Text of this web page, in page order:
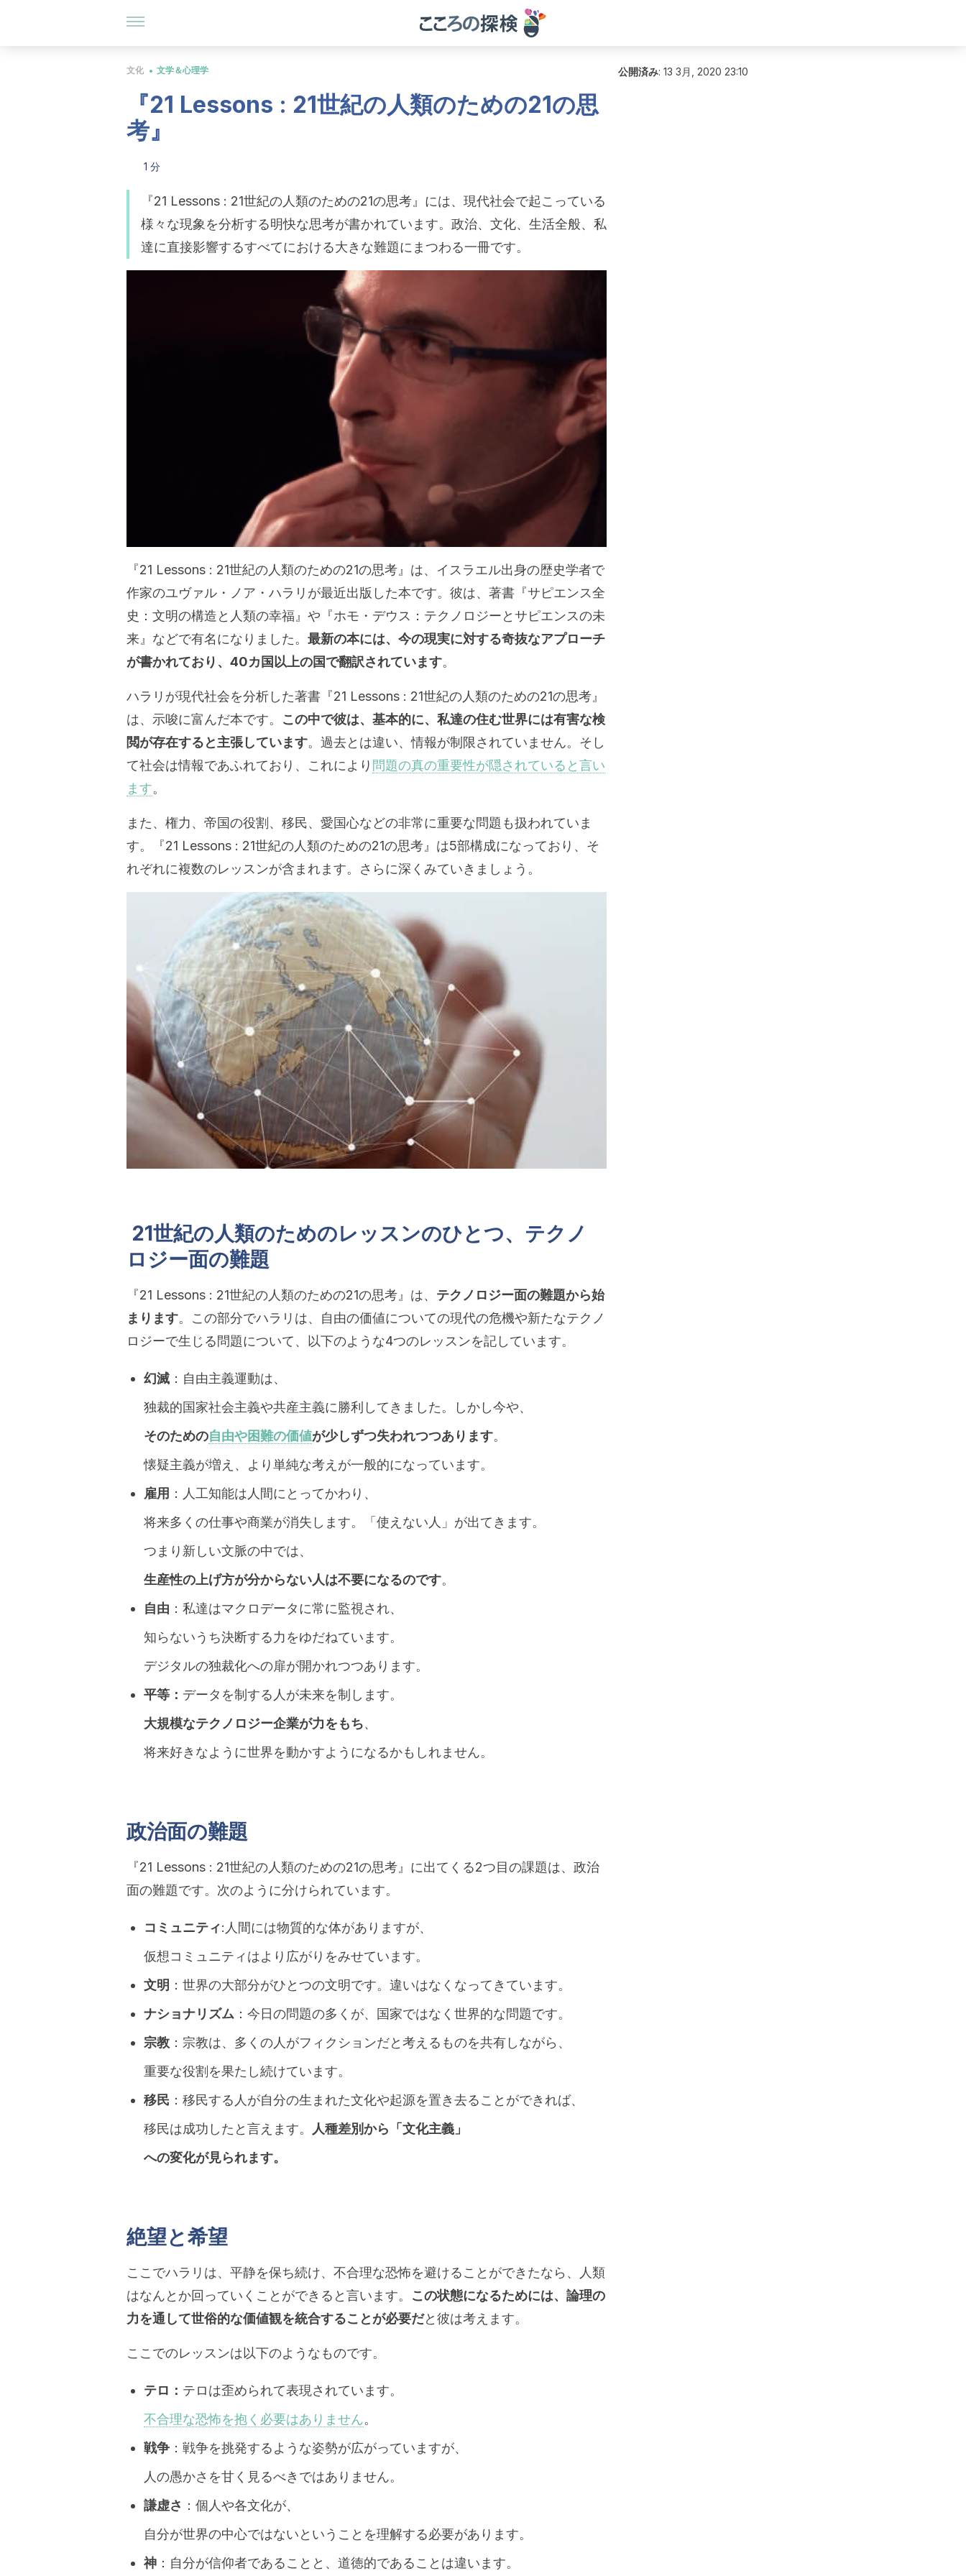
文化 文学＆心理学
『21 Lessons : 21世紀の人類のための21の思
考』
1 分
『21 Lessons : 21世紀の人類のための21の思考』には、現代社会で起こっている
様々な現象を分析する明快な思考が書かれています。政治、文化、生活全般、私
達に直接影響するすべてにおける大きな難題にまつわる一冊です。
『21 Lessons : 21世紀の人類のための21の思考』は、イスラエル出身の歴史学者で
作家のユヴァル・ノア・ハラリが最近出版した本です。彼は、著書『サピエンス全
史：文明の構造と人類の幸福』や『ホモ・デウス：テクノロジーとサピエンスの未
来』などで有名になりました。 最新の本には、今の現実に対する奇抜なアプローチ
が書かれており、40カ国以上の国で翻訳されています。
ハラリが現代社会を分析した著書『21 Lessons : 21世紀の人類のための21の思考』
は、示唆に富んだ本です。 この中で彼は、基本的に、私達の住む世界には有害な検
閲が存在すると主張しています。過去とは違い、情報が制限されていません。そし
て社会は情報であふれており、これにより 問題の真の重要性が隠されていると言い
ます。
また、権力、帝国の役割、移民、愛国心などの非常に重要な問題も扱われていま
す。『21 Lessons : 21世紀の人類のための21の思考』は5部構成になっており、そ
れぞれに複数のレッスンが含まれます。さらに深くみていきましょう。
21世紀の人類のためのレッスンのひとつ、テクノ
ロジー面の難題
『21 Lessons : 21世紀の人類のための21の思考』は、 テクノロジー面の難題から始
まります。この部分でハラリは、自由の価値についての現代の危機や新たなテクノ
ロジーで生じる問題について、以下のような4つのレッスンを記しています。
幻滅 ：自由主義運動は、
独裁的国家社会主義や共産主義に勝利してきました。しかし今や、
そのための自由や困難の価値が少しずつ失われつつあります。
懐疑主義が増え、より単純な考えが一般的になっています。
雇用 ：人工知能は人間にとってかわり、
将来多くの仕事や商業が消失します。「使えない人」が出てきます。
つまり新しい文脈の中では、
生産性の上げ方が分からない人は不要になるのです。
自由 ：私達はマクロデータに常に監視され、
知らないうち決断する力をゆだねています。
デジタルの独裁化への扉が開かれつつあります。
平等： データを制する人が未来を制します。
大規模なテクノロジー企業が力をもち、
将来好きなように世界を動かすようになるかもしれません。
政治面の難題
『21 Lessons : 21世紀の人類のための21の思考』に出てくる2つ目の課題は、政治
面の難題です。次のように分けられています。
コミュニティ:人間には物質的な体がありますが、
仮想コミュニティはより広がりをみせています。
文明 ：世界の大部分がひとつの文明です。違いはなくなってきています。
ナショナリズム ：今日の問題の多くが、国家ではなく世界的な問題です。
宗教 ：宗教は、多くの人がフィクションだと考えるものを共有しながら、
重要な役割を果たし続けています。
移民 ：移民する人が自分の生まれた文化や起源を置き去ることができれば、
移民は成功したと言えます。
人種差別から「文化主義」
への変化が見られます。
絶望と希望
ここでハラリは、平静を保ち続け、不合理な恐怖を避けることができたなら、人類
はなんとか回っていくことができると言います。 この状態になるためには、論理の
力を通して世俗的な価値観を統合することが必要だと彼は考えます。
ここでのレッスンは以下のようなものです。
テロ： テロは歪められて表現されています。
不合理な恐怖を抱く必要はありません。
戦争 ：戦争を挑発するような姿勢が広がっていますが、
人の愚かさを甘く見るべきではありません。
謙虚さ ：個人や各文化が、
自分が世界の中心ではないということを理解する必要があります。
神 ：自分が信仰者であることと、道徳的であることは違います。
公開済み: 13 3月, 2020 23:10